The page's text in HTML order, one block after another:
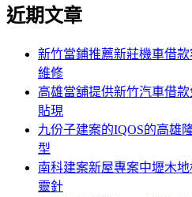
近期文章
新竹當鋪推薦新莊機車借
維修
高雄當舖提供新竹汽車借
貼現
九份子建案的IQOS的高雄
型
南科建案新屋專案中壢木
靈針